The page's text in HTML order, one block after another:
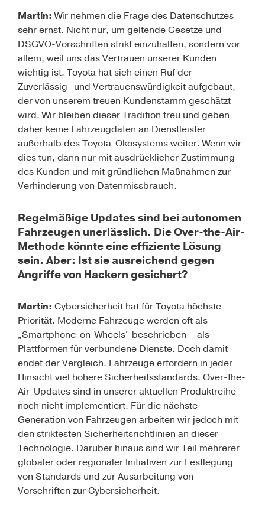
Martín:Wir nehmen die Frage des Datenschutzes
sehr ernst. Nicht nur, um geltende Gesetze und
DSGVO-Vorschriften strikt einzuhalten, sondern vor
allem, weil uns das Vertrauen unserer Kunden
wichtig ist. Toyota hat sich einen Ruf der
Zuverlässig- und Vertrauenswürdigkeit aufgebaut,
der von unserem treuen Kundenstamm geschätzt
wird. Wir bleiben dieser Tradition treu und geben
daher keine Fahrzeugdaten an Dienstleister
außerhalb des Toyota-Ökosystems weiter. Wenn wir
dies tun, dann nur mit ausdrücklicher Zustimmung
des Kunden und mit gründlichen Maßnahmen zur
Verhinderung von Datenmissbrauch.
Regelmäßige Updates sind bei autonomen
Fahrzeugen unerlässlich. Die Over-the-Air-
Methode könnte eine effiziente Lösung
sein. Aber: Ist sie ausreichend gegen
Angriffe von Hackern gesichert?
Martín: Cybersicherheit hat für Toyota höchste
Priorität. Moderne Fahrzeuge werden oft als
„Smartphone-on-Wheels“ beschrieben – als
Plattformen für verbundene Dienste. Doch damit
endet der Vergleich. Fahrzeuge erfordern in jeder
Hinsicht viel höhere Sicherheitsstandards. Over-the-
Air-Updates sind in unserer aktuellen Produktreihe
noch nicht implementiert. Für die nächste
Generation von Fahrzeugen arbeiten wir jedoch mit
den striktesten Sicherheitsrichtlinien an dieser
Technologie. Darüber hinaus sind wir Teil mehrerer
globaler oder regionaler Initiativen zur Festlegung
von Standards und zur Ausarbeitung von
Vorschriften zur Cybersicherheit.